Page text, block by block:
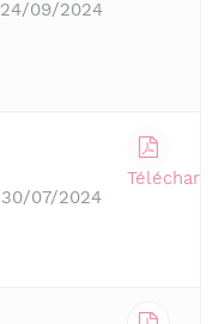
24/09/2024
30/07/2024